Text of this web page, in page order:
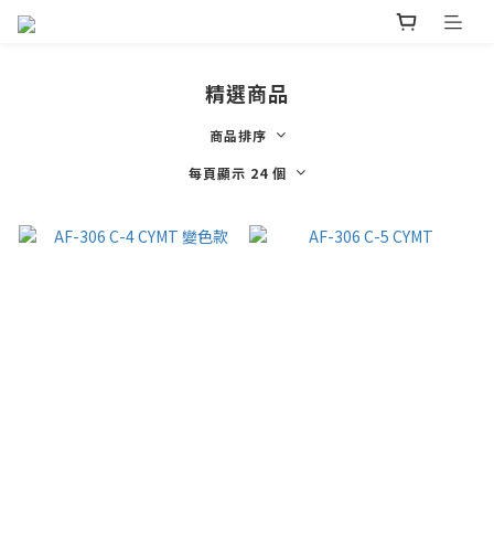
精選商品
商品排序
每頁顯示 24 個